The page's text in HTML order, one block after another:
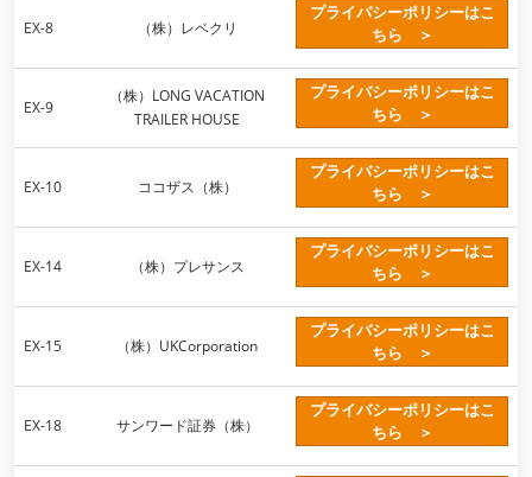
東京ビッグサイト / Tokyo Big Sight, Japan
マネのび -MONEY no MANABI -
EX-8 （株）レベクリ
プライバシーポリシーはこ
ちら ＞
EX-9
（株）LONG VACATION
TRAILER HOUSE
プライバシーポリシーはこ
ちら ＞
EX-10 ココザス（株）
プライバシーポリシーはこ
ちら ＞
EX-14 （株）プレサンス
プライバシーポリシーはこ
ちら ＞
EX-15 （株）UKCorporation
プライバシーポリシーはこ
ちら ＞
EX-18 サンワード証券（株）
プライバシーポリシーはこ
ちら ＞